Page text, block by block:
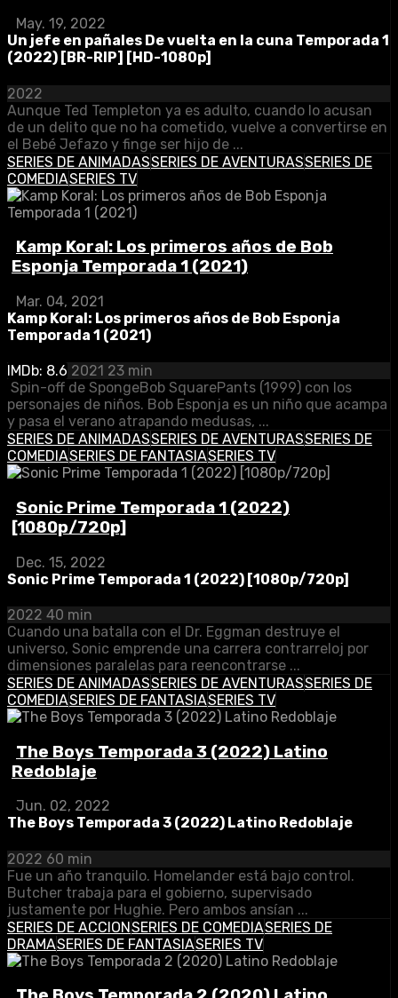
May. 19, 2022
Un jefe en pañales De vuelta en la cuna Temporada 1
(2022) [BR-RIP] [HD-1080p]
2022
Aunque Ted Templeton ya es adulto, cuando lo acusan
de un delito que no ha cometido, vuelve a convertirse en
el Bebé Jefazo y finge ser hijo de ...
SERIES DE ANIMADASSERIES DE AVENTURASSERIES DE
COMEDIASERIES TV
Kamp Koral: Los primeros años de Bob
Esponja Temporada 1 (2021)
Mar. 04, 2021
Kamp Koral: Los primeros años de Bob Esponja
Temporada 1 (2021)
IMDb: 8.6 2021 23 min
Spin-off de SpongeBob SquarePants (1999) con los
personajes de niños. Bob Esponja es un niño que acampa
y pasa el verano atrapando medusas, ...
SERIES DE ANIMADASSERIES DE AVENTURASSERIES DE
COMEDIASERIES DE FANTASIASERIES TV
Sonic Prime Temporada 1 (2022)
[1080p/720p]
Dec. 15, 2022
Sonic Prime Temporada 1 (2022) [1080p/720p]
2022 40 min
Cuando una batalla con el Dr. Eggman destruye el
universo, Sonic emprende una carrera contrarreloj por
dimensiones paralelas para reencontrarse ...
SERIES DE ANIMADASSERIES DE AVENTURASSERIES DE
COMEDIASERIES DE FANTASIASERIES TV
The Boys Temporada 3 (2022) Latino
Redoblaje
Jun. 02, 2022
The Boys Temporada 3 (2022) Latino Redoblaje
2022 60 min
Fue un año tranquilo. Homelander está bajo control.
Butcher trabaja para el gobierno, supervisado
justamente por Hughie. Pero ambos ansían ...
SERIES DE ACCIONSERIES DE COMEDIASERIES DE
DRAMASERIES DE FANTASIASERIES TV